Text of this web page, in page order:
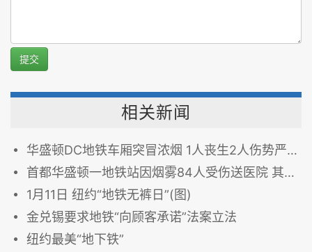
提交
相关新闻
华盛顿DC地铁车厢突冒浓烟 1人丧生2人伤势严重
首都华盛顿一地铁站因烟雾84人受伤送医院 其中1死2重伤
1月11日 纽约“地铁无裤日”(图)
金兑锡要求地铁“向顾客承诺”法案立法
纽约最美“地下铁”